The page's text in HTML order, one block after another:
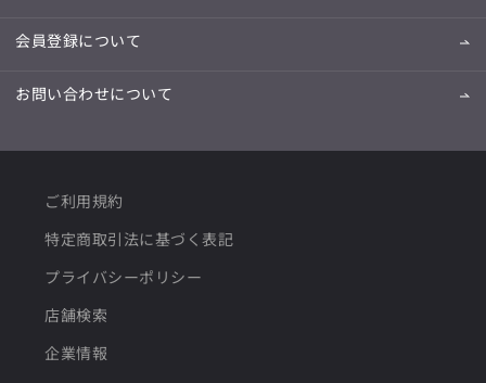
会員登録について
お問い合わせについて
ご利用規約
特定商取引法に基づく表記
プライバシーポリシー
店舗検索
企業情報